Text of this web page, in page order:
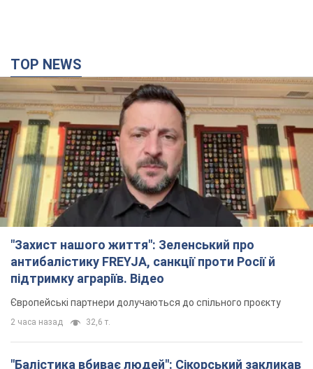
TOP NEWS
"Захист нашого життя": Зеленський про
антибалістику FREYJA, санкції проти Росії й
підтримку аграріїв. Відео
Європейські партнери долучаються до спільного проєкту
2 часа назад 32,6 т.
"Балістика вбиває людей": Сікорський закликав